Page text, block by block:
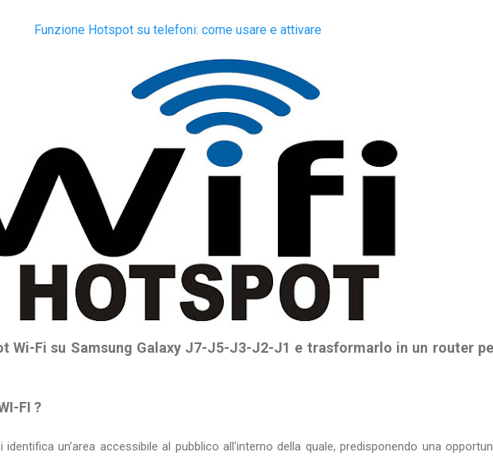
Funzione Hotspot su telefoni: come usare e attivare
Wi-Fi su Samsung Galaxy J7-J5-J3-J2-J1 e trasformarlo in un router
FI ?
identifica un’area accessibile al pubblico all'interno della quale, predisponendo una